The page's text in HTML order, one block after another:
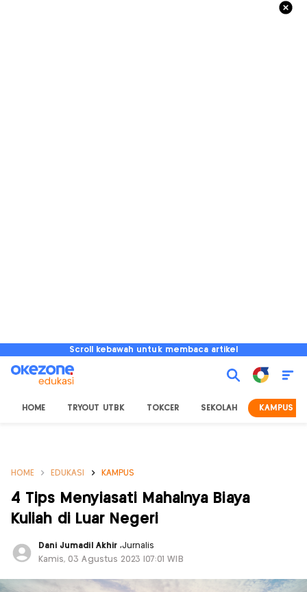
Scroll kebawah untuk membaca artikel
HOME TRYOUT UTBK TOKCER SEKOLAH KAMPUS
HOME EDUKASI KAMPUS
4 Tips Menyiasati Mahalnya Biaya
Kuliah di Luar Negeri
Dani Jumadil Akhir ,Jurnalis
Kamis, 03 Agustus 2023 |07:01 WIB